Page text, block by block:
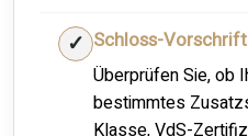
Schloss-
Überprüfen Sie, ob
bestimmtes
Klasse, VdS-